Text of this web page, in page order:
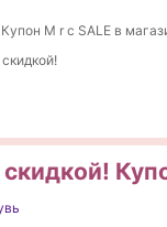
M r c SALE в